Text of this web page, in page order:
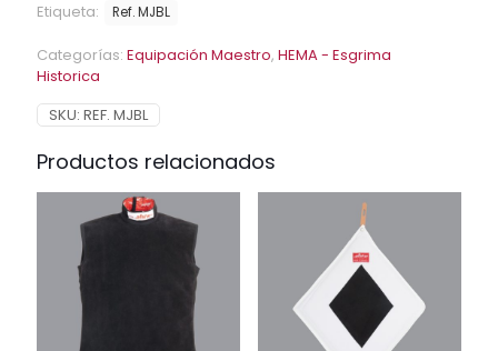
Etiqueta: Ref. MJBL
Categorías: Equipación Maestro, HEMA - Esgrima
Historica
SKU: REF. MJBL
Productos relacionados